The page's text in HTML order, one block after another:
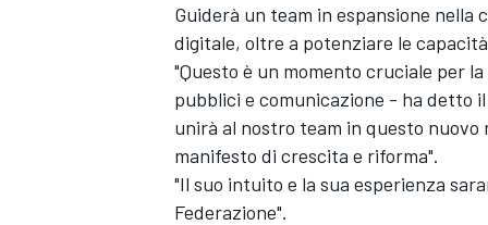
Guiderà un team in espansione
digitale, oltre a potenziare le
"Questo è un momento cruciale per
pubblici e comunicazione - ha detto
unirà al nostro team in questo
manifesto di crescita e riforma".
"Il suo intuito e la sua esperienza
Federazione".